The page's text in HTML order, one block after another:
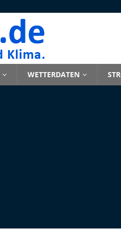
WETTERDATEN